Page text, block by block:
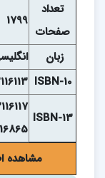
تعداد
صفحات
1799
زبان
ISBN-10
ISBN-13
مشاهده